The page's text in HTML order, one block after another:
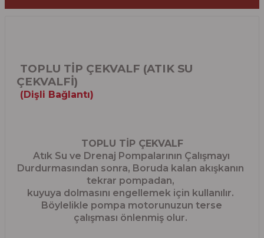
TOPLU TİP ÇEKVALF (ATIK SU
ÇEKVALFİ)
(Dişli Bağlantı)
TOPLU TİP ÇEKVALF
Atık Su ve Drenaj Pompalarının Çalışmayı
Durdurmasından sonra, Boruda kalan akışkanın
tekrar pompadan,
kuyuya dolmasını engellemek için kullanılır.
Böylelikle pompa motorunuzun terse
çalışması önlenmiş olur.